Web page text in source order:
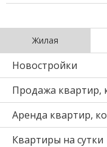
Жилая
Новостройки
Продажа квартир,
Аренда квартир,
Квартиры на сутки